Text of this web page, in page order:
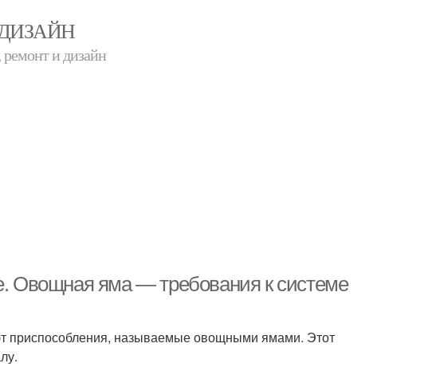
и дизайн
Овощная яма — требования к системе
приспособления, называемые овощными ямами. Этот